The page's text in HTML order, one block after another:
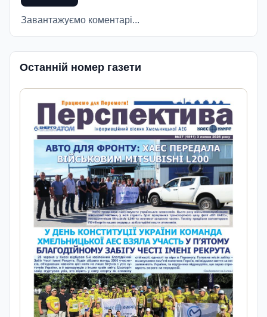
Завантажуємо коментарі...
Останній номер газети